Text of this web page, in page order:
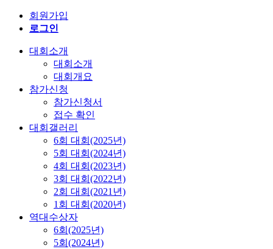
회원가입
로그인
대회소개
대회소개
대회개요
참가신청
참가신청서
접수 확인
대회갤러리
6회 대회(2025년)
5회 대회(2024년)
4회 대회(2023년)
3회 대회(2022년)
2회 대회(2021년)
1회 대회(2020년)
역대수상자
6회(2025년)
5회(2024년)